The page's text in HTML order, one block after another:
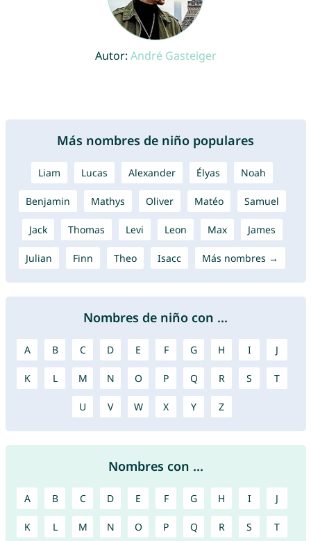
Autor: André Gasteiger
Más nombres de niño populares
Liam Lucas Alexander Élyas Noah
Benjamin Mathys Oliver Matéo Samuel
Jack Thomas Levi Leon Max James
Julian Finn Theo Isacc Más nombres →
Nombres de niño con ...
A B C D E F G H I J
K L M N O P Q R S T
U V W X Y Z
Nombres con ...
A B C D E F G H I J
K L M N O P Q R S T